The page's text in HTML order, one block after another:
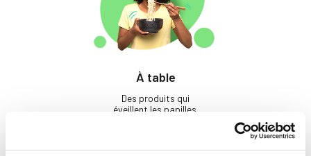
À table
Des produits qui
éveillent les papilles.